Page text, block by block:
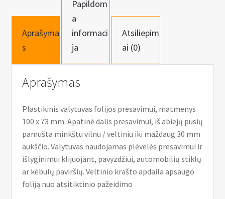
Aprašyma
s
Papildom
a
informaci
ja
Atsiliepim
ai (0)
Aprašymas
Plastikinis valytuvas folijos presavimui, matmenys
100 x 73 mm. Apatinė dalis presavimui, iš abiejų pusių
pamušta minkštu vilnu / veltiniu iki maždaug 30 mm
aukščio. Valytuvas naudojamas plėvelės presavimui ir
išlyginimui klijuojant, pavyzdžiui, automobilių stiklų
ar kėbulų paviršių. Veltinio krašto apdaila apsaugo
foliją nuo atsitiktinio pažeidimo